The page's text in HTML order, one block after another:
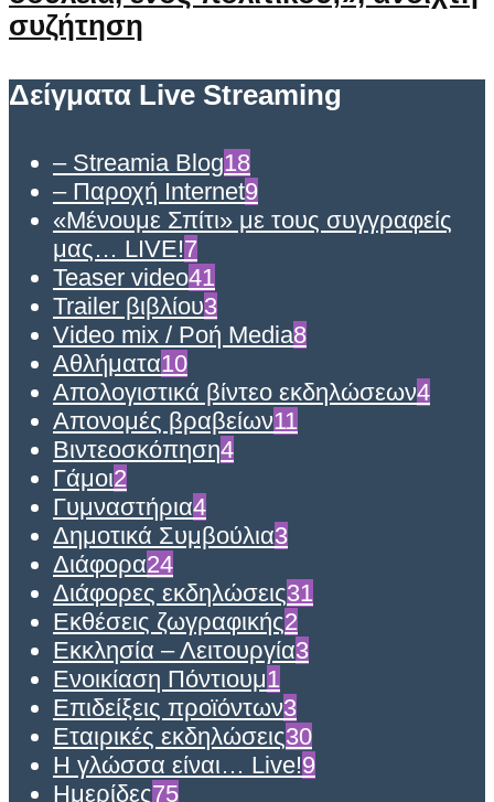
συζήτηση
Δείγματα Live Streaming
– Streamia Blog18
– Παροχή Internet9
«Μένουμε Σπίτι» με τους συγγραφείς
μας… LIVE!7
Teaser video41
Trailer βιβλίου3
Video mix / Ροή Media8
Αθλήματα10
Απολογιστικά βίντεο εκδηλώσεων4
Απονομές βραβείων11
Βιντεοσκόπηση4
Γάμοι2
Γυμναστήρια4
Δημοτικά Συμβούλια3
Διάφορα24
Διάφορες εκδηλώσεις31
Εκθέσεις ζωγραφικής2
Εκκλησία – Λειτουργία3
Ενοικίαση Πόντιουμ1
Επιδείξεις προϊόντων3
Εταιρικές εκδηλώσεις30
Η γλώσσα είναι… Live!9
Ημερίδες75